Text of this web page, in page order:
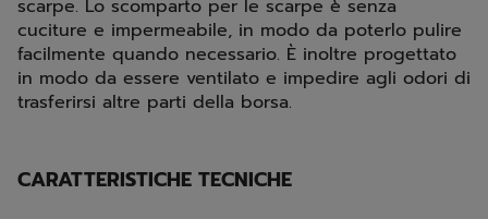
scarpe. Lo scomparto per le scarpe è senza
cuciture e impermeabile, in modo da poterlo pulire
facilmente quando necessario. È inoltre progettato
in modo da essere ventilato e impedire agli odori di
trasferirsi altre parti della borsa.
CARATTERISTICHE TECNICHE